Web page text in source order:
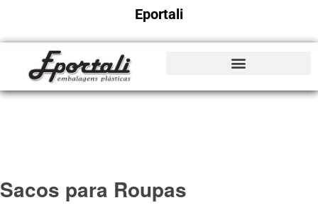
Sacos para Roupas
Eportali